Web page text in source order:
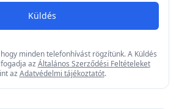
Küldés
minden telefonhívást rögzítünk. A Küldés
az Általános Szerződési Feltételeket
az Adatvédelmi tájékoztatót.